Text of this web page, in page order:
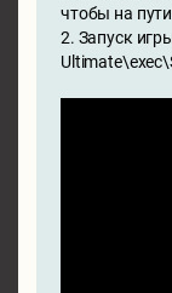
чтобы на
2. Запуск